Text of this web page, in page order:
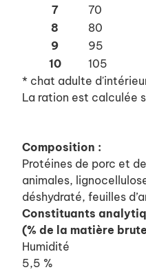
7
70
8
80
9
95
10
105
* chat adulte
La ration est calculée
Composition :
Protéines de porc et
animales,
déshydraté, feuilles
Constituants
(% de la matière
Humidité
5,5 %